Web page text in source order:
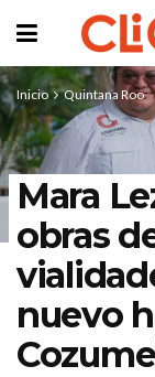
Inicio Quintana Roo
Mara
obras
nuevo